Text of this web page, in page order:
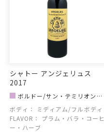
シャトー アンジェリュス
2017
ボルドー/サン・テミリオン地
区
ボディ：
ミディアム/フルボディ
FLAVOR：
プラム・バラ・コーヒ
ー・ハーブ